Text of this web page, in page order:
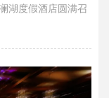
湖度假酒店圆满召